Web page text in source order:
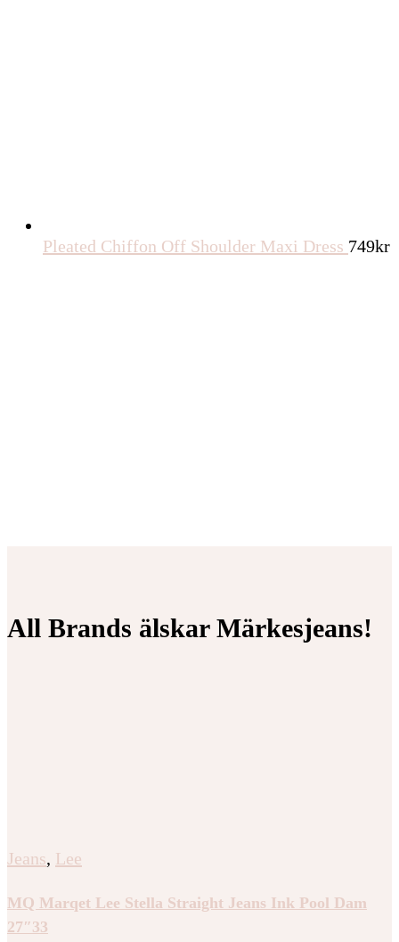
Pleated Chiffon Off Shoulder Maxi Dress 749kr
All Brands älskar Märkesjeans!
Jeans, Lee
MQ Marqet Lee Stella Straight Jeans Ink Pool Dam
27″33